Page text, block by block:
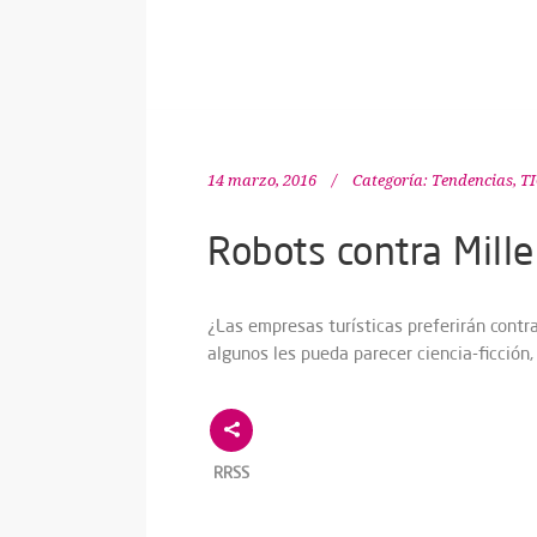
14 marzo, 2016 Categoría: Tendencias,
Robots contra
¿Las empresas turísticas preferirán
algunos les pueda parecer ciencia-
RRSS